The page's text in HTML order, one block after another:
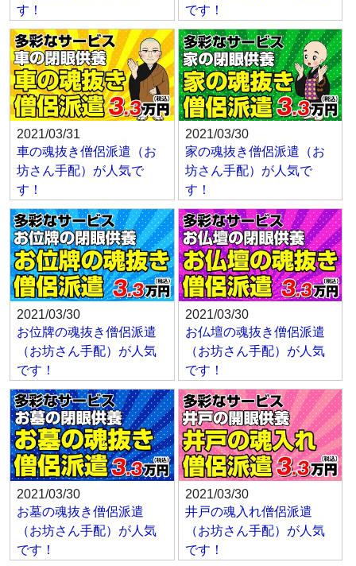
す！
です！
2021/03/31
車の魂抜き僧侶派遣（お
坊さん手配）が人気で
す！
2021/03/30
家の魂抜き僧侶派遣（お
坊さん手配）が人気で
す！
2021/03/30
お位牌の魂抜き僧侶派遣
（お坊さん手配）が人気
です！
2021/03/30
お仏壇の魂抜き僧侶派遣
（お坊さん手配）が人気
です！
2021/03/30
お墓の魂抜き僧侶派遣
（お坊さん手配）が人気
です！
2021/03/30
井戸の魂入れ僧侶派遣
（お坊さん手配）が人気
です！